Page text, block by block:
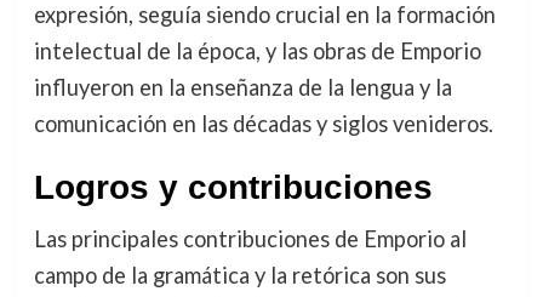
expresión, seguía siendo crucial en la formación
intelectual de la época, y las obras de Emporio
influyeron en la enseñanza de la lengua y la
comunicación en las décadas y siglos venideros.
Logros y contribuciones
Las principales contribuciones de Emporio al
campo de la gramática y la retórica son sus